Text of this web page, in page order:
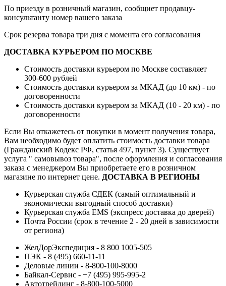
По приезду в розничный магазин, сообщиет продавцу-
консультанту номер вашего заказа
Срок резерва товара три дня с момента его согласования
ДОСТАВКА КУРЬЕРОМ ПО МОСКВЕ
Стоимость доставки курьером по Москве составляет
300-600 рублей
Стоимость доставки курьером за МКАД (до 10 км) - по
договоренности
Стоимость доставки курьером за МКАД (10 - 20 км) - по
договоренности
Если Вы откажетесь от покупки в момент получения товара,
Вам необходимо будет оплатить стоимость доставки товара
(Гражданский Кодекс РФ, статья 497, пункт 3). Существует
услуга " самовывоз товара", после оформления и согласования
заказа с менеджером Вы приобретаете его в розничном
магазине по интернет цене. ДОСТАВКА В РЕГИОНЫ
Курьерская служба СДЕК (самый оптимальный и
экономически выгодный способ доставки)
Курьерская служба EMS (экспресс доставка до дверей)
Почта России (срок в течение 2 - 20 дней в зависимости
от региона)
ЖелДорЭкспедиция - 8 800 1005-505
ПЭК - 8 (495) 660-11-11
Деловые линии - 8-800-100-8000
Байкал-Сервис - +7 (495) 995-995-2
Автотрейдинг - 8-800-100-5000